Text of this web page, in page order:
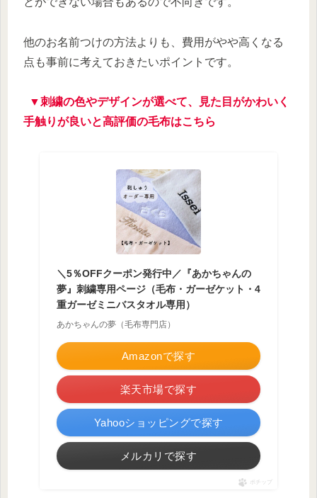
他のお名前つけの方法よりも、費用がやや高くなる
点も事前に考えておきたいポイントです。
▼刺繍の色やデザインが選べて、見た目がかわいく
手触りが良いと高評価の毛布はこちら
＼5％OFFクーポン発行中／『あかちゃんの
夢』刺繍専用ページ（毛布・ガーゼケット・4
重ガーゼミニバスタオル専用）
あかちゃんの夢（毛布専門店）
Amazonで探す
楽天市場で探す
Yahooショッピングで探す
メルカリで探す
ポチップ